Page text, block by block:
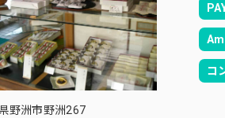
野洲市野洲267
コ